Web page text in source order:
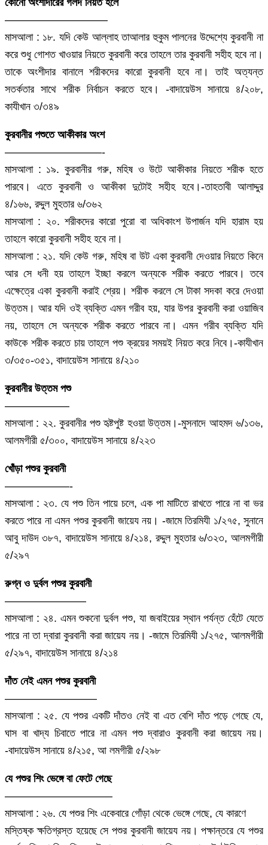
কোনো অংশীদারের গলদ নিয়ত হলে
—————————–
মাসআলা : ১৮. যদি কেউ আল্লাহ তাআলার হুকুম পালনের উদ্দেশ্যে কুরবানী না
করে শুধু গোশত খাওয়ার নিয়তে কুরবানী করে তাহলে তার কুরবানী সহীহ হবে না।
তাকে অংশীদার বানালে শরীকদের কারো কুরবানী হবে না। তাই অত্যন্ত
সতর্কতার সাথে শরীক নির্বাচন করতে হবে। -বাদায়েউস সানায়ে ৪/২০৮,
কাযীখান ৩/৩৪৯
কুরবানীর পশুতে আকীকার অংশ
—————————-
মাসআলা : ১৯. কুরবানীর গরু, মহিষ ও উটে আকীকার নিয়তে শরীক হতে
পারবে। এতে কুরবানী ও আকীকা দুটোই সহীহ হবে।-তাহতাবী আলাদ্দুর
৪/১৬৬, রদ্দুল মুহতার ৬/৩৬২
মাসআলা : ২০. শরীকদের কারো পুরো বা অধিকাংশ উপার্জন যদি হারাম হয়
তাহলে কারো কুরবানী সহীহ হবে না।
মাসআলা : ২১. যদি কেউ গরু, মহিষ বা উট একা কুরবানী দেওয়ার নিয়তে কিনে
আর সে ধনী হয় তাহলে ইচ্ছা করলে অন্যকে শরীক করতে পারবে। তবে
এক্ষেত্রে একা কুরবানী করাই শ্রেয়। শরীক করলে সে টাকা সদকা করে দেওয়া
উত্তম। আর যদি ওই ব্যক্তি এমন গরীব হয়, যার উপর কুরবানী করা ওয়াজিব
নয়, তাহলে সে অন্যকে শরীক করতে পারবে না। এমন গরীব ব্যক্তি যদি
কাউকে শরীক করতে চায় তাহলে পশু ক্রয়ের সময়ই নিয়ত করে নিবে।-কাযীখান
৩/৩৫০-৩৫১, বাদায়েউস সানায়ে ৪/২১০
কুরবানীর উত্তম পশু
——————
মাসআলা : ২২. কুরবানীর পশু হৃষ্টপুষ্ট হওয়া উত্তম।-মুসনাদে আহমদ ৬/১৩৬,
আলমগীরী ৫/৩০০, বাদায়েউস সানায়ে ৪/২২৩
খোঁড়া পশুর কুরবানী
——————-
মাসআলা : ২৩. যে পশু তিন পায়ে চলে, এক পা মাটিতে রাখতে পারে না বা ভর
করতে পারে না এমন পশুর কুরবানী জায়েয নয়। -জামে তিরমিযী ১/২৭৫, সুনানে
আবু দাউদ ৩৮৭, বাদায়েউস সানায়ে ৪/২১৪, রদ্দুল মুহতার ৬/৩২৩, আলমগীরী
৫/২৯৭
রুগ্ন ও দুর্বল পশুর কুরবানী
———————–
মাসআলা : ২৪. এমন শুকনো দুর্বল পশু, যা জবাইয়ের স্থান পর্যন্ত হেঁটে যেতে
পারে না তা দ্বারা কুরবানী করা জায়েয নয়। -জামে তিরমিযী ১/২৭৫, আলমগীরী
৫/২৯৭, বাদায়েউস সানায়ে ৪/২১৪
দাঁত নেই এমন পশুর কুরবানী
————————–
মাসআলা : ২৫. যে পশুর একটি দাঁতও নেই বা এত বেশি দাঁত পড়ে গেছে যে,
ঘাস বা খাদ্য চিবাতে পারে না এমন পশু দ্বারাও কুরবানী করা জায়েয নয়।
-বাদায়েউস সানায়ে ৪/২১৫, আ লমগীরী ৫/২৯৮
যে পশুর শিং ভেঙ্গে বা ফেটে গেছে
——————————
মাসআলা : ২৬. যে পশুর শিং একেবারে গোঁড়া থেকে ভেঙ্গে গেছে, যে কারণে
মস্তিষ্ক ক্ষতিগ্রস্ত হয়েছে সে পশুর কুরবানী জায়েয নয়। পক্ষান্তরে যে পশুর